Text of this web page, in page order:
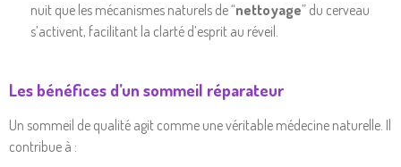
nuit que les mécanismes naturels de “nettoyage” du cerveau
s’activent, facilitant la clarté d’esprit au réveil.
Les bénéfices d’un sommeil réparateur
Un sommeil de qualité agit comme une véritable médecine naturelle. Il
contribue à :